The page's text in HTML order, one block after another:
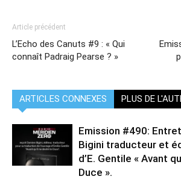
Article précédent
L’Echo des Canuts #9 : « Qui
connaît Padraig Pearse ? »
ARTICLES CONNEXES PLUS DE
Emission #490:
Bigini traducteur et
d’E. Gentile « Avant
Duce ».